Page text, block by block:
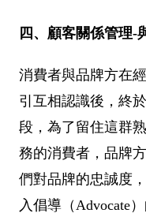
四、顧客關係管理
消費者與品牌方在
引互相認識後，終
段，為了留住這群
務的消費者，品牌
們對品牌的忠誠度
入倡導（Advocate